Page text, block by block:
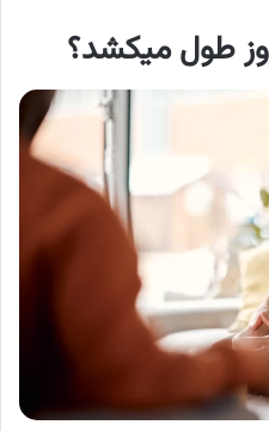
طول میکشد؟